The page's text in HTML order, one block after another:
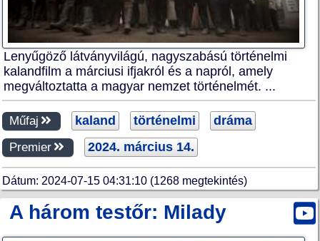
Lenyűgöző látványvilágú, nagyszabású történelmi
kalandfilm a márciusi ifjakról és a napról, amely
megváltoztatta a magyar nemzet történelmét. ...
Műfaj kaland történelmi dráma
Premier 2024. március 14.
Dátum: 2024-07-15 04:31:10 (1268 megtekintés)
A három testőr: Milady